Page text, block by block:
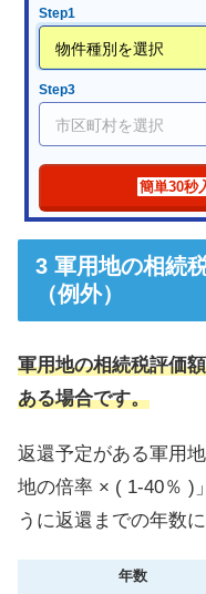
Step1
Step3
簡単30秒
軍用地の相続
（例外）
軍用地の相続税評価
ある場合です。
返還予定がある軍用
地の倍率 × ( 1-40％ )
うに返還までの年数
年数